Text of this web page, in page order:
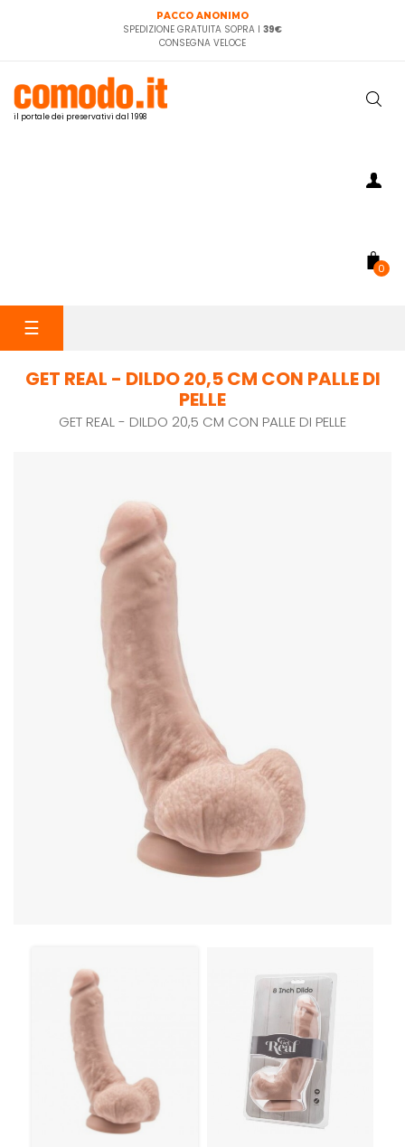
PACCO ANONIMO
SPEDIZIONE GRATUITA SOPRA I 39€
CONSEGNA VELOCE
il portale dei preservativi dal 1998
0
navigazione
☰
GET REAL - DILDO 20,5 CM CON PALLE DI
PELLE
GET REAL - DILDO 20,5 CM CON PALLE DI PELLE